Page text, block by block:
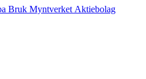
Bruk Myntverket Aktiebolag